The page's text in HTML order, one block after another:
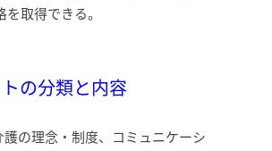
取得できる。
の分類と内容
護の理念・制度、コミュニケーシ